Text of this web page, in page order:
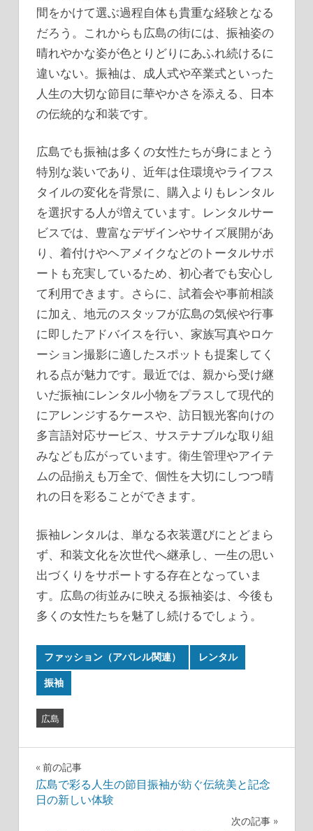
間をかけて選ぶ過程自体も貴重な経験となる
だろう。これからも広島の街には、振袖姿の
晴れやかな姿が色とりどりにあふれ続けるに
違いない。振袖は、成人式や卒業式といった
人生の大切な節目に華やかさを添える、日本
の伝統的な和装です。
広島でも振袖は多くの女性たちが身にまとう
特別な装いであり、近年は住環境やライフス
タイルの変化を背景に、購入よりもレンタル
を選択する人が増えています。レンタルサー
ビスでは、豊富なデザインやサイズ展開があ
り、着付けやヘアメイクなどのトータルサポ
ートも充実しているため、初心者でも安心し
て利用できます。さらに、試着会や事前相談
に加え、地元のスタッフが広島の気候や行事
に即したアドバイスを行い、家族写真やロケ
ーション撮影に適したスポットも提案してく
れる点が魅力です。最近では、親から受け継
いだ振袖にレンタル小物をプラスして現代的
にアレンジするケースや、訪日観光客向けの
多言語対応サービス、サステナブルな取り組
みなども広がっています。衛生管理やアイテ
ムの品揃えも万全で、個性を大切にしつつ晴
れの日を彩ることができます。
振袖レンタルは、単なる衣装選びにとどまら
ず、和装文化を次世代へ継承し、一生の思い
出づくりをサポートする存在となっていま
す。広島の街並みに映える振袖姿は、今後も
多くの女性たちを魅了し続けるでしょう。
ファッション（アパレル関連） レンタル
振袖
広島
投
稿
前の記事
広島で彩る人生の節目振袖が紡ぐ伝統美と記念
日の新しい体験
次の記事